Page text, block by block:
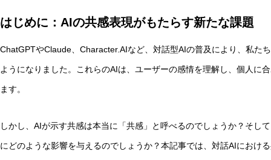
はじめに：AIの共感表現がもたらす新たな課題
ChatGPTやClaude、Character.AIなど、対話型AIの普及により、私た
ようになりました。これらのAIは、ユーザーの感情を理解し、個人に
ます。
しかし、AIが示す共感は本当に「共感」と呼べるのでしょうか？そし
にどのような影響を与えるのでしょうか？本記事では、対話AIにおけ